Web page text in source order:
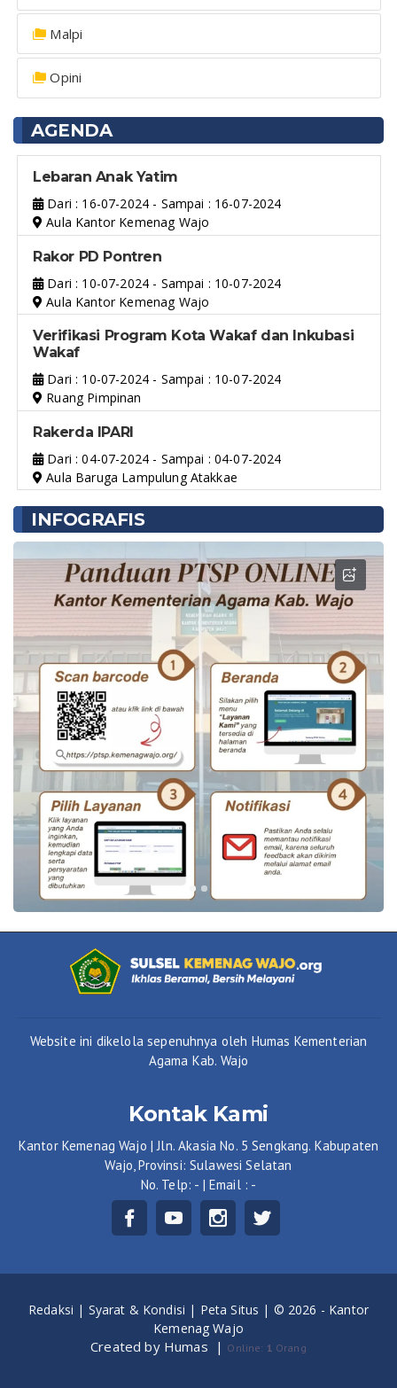
Malpi
Opini
AGENDA
Lebaran Anak Yatim
Dari : 16-07-2024 - Sampai : 16-07-2024
Aula Kantor Kemenag Wajo
Rakor PD Pontren
Dari : 10-07-2024 - Sampai : 10-07-2024
Aula Kantor Kemenag Wajo
Verifikasi Program Kota Wakaf dan Inkubasi
Wakaf
Dari : 10-07-2024 - Sampai : 10-07-2024
Ruang Pimpinan
Rakerda IPARI
Dari : 04-07-2024 - Sampai : 04-07-2024
Aula Baruga Lampulung Atakkae
INFOGRAFIS
Website ini dikelola sepenuhnya oleh Humas Kementerian
Agama Kab. Wajo
Kontak Kami
Kantor Kemenag Wajo | Jln. Akasia No. 5 Sengkang. Kabupaten
Wajo, Provinsi: Sulawesi Selatan
No. Telp: - | Email : -
Redaksi | Syarat & Kondisi | Peta Situs | © 2026 - Kantor
Kemenag Wajo
Created by Humas | Online: 1 Orang